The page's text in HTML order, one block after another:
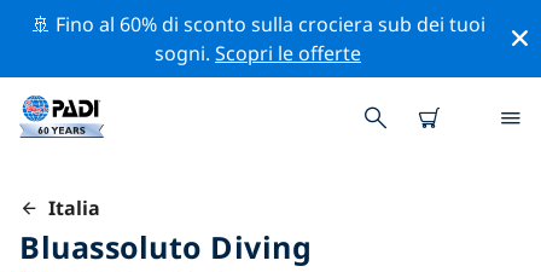
🚢 Fino al 60% di sconto sulla crociera sub dei tuoi
sogni.Scopri le offerte
Italia
Bluassoluto Diving